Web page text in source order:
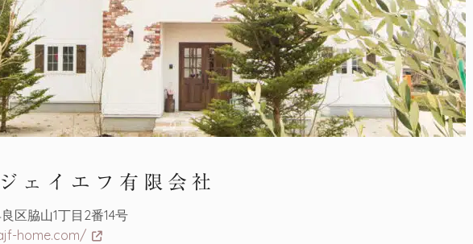
ェイエフ有限会社
区脇山1丁目2番14号
home.com/